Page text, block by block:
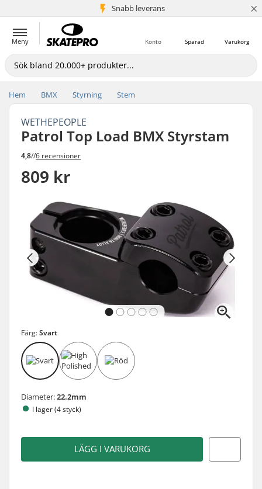
Snabb leverans
5+ milj. kunder ×
Meny Varukorg
Sparad
Konto
Hem BMX Styrning Stem
WETHEPEOPLE
Patrol Top Load BMX Styrstam
4,8//6 recensioner
809 kr
Färg:Svart
Diameter:22.2mm
I lager (4 styck)
LÄGG I VARUKORG